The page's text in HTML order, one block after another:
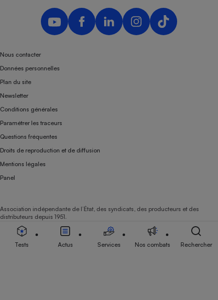
Nous contacter
Données personnelles
Plan du site
Newsletter
Conditions générales
Paramétrer les traceurs
Questions fréquentes
Droits de reproduction et de diffusion
Mentions légales
Panel
Association indépendante de l’État, des syndicats, des producteurs et des
distributeurs depuis 1951.
Tests Actus Services Nos combats Rechercher